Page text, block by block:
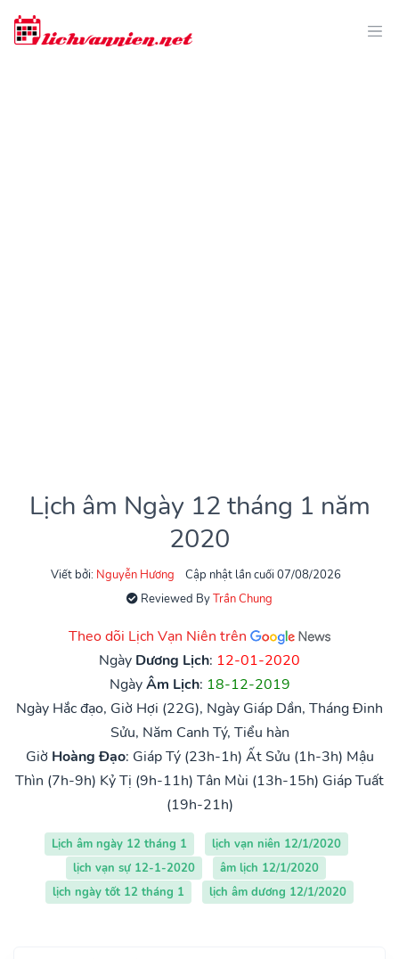
Lịch âm Ngày 12 tháng 1 năm
2020
Viết bởi: Nguyễn Hương
Cập nhật lần cuối 07/08/2026
Reviewed ByTrần Chung
Theo dõi Lịch Vạn Niên trên
Ngày Dương Lịch: 12-01-2020
NgàyÂm Lịch: 18-12-2019
Ngày Hắc đạo, Giờ Hợi (22G), Ngày Giáp Dần, Tháng Đinh
Sửu, Năm Canh Tý, Tiểu hàn
Giờ Hoàng Đạo: Giáp Tý (23h-1h) Ất Sửu (1h-3h) Mậu
Thìn (7h-9h) Kỷ Tị (9h-11h) Tân Mùi (13h-15h) Giáp Tuất
(19h-21h)
Lịch âm ngày 12 tháng 1
lịch vạn niên 12/1/2020
lịch vạn sự 12-1-2020
âm lịch 12/1/2020
lịch ngày tốt 12 tháng 1
lịch âm dương 12/1/2020